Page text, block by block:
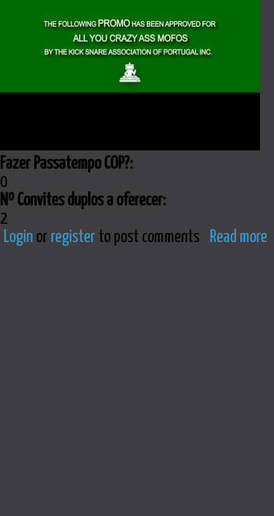
Fazer Passatempo COP?:
0
Nº Convites duplos a oferecer:
2
Login or register to post comments Read more